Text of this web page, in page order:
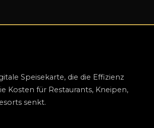
Speisekarte, die die Effizienz
Kosten für Restaurants, Kneipen,
senkt.